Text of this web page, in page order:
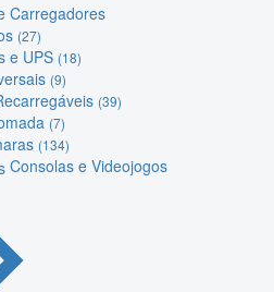
Carregadores
(27)
e UPS (18)
(9)
(39)
(7)
(134)
Consolas e Videojogos